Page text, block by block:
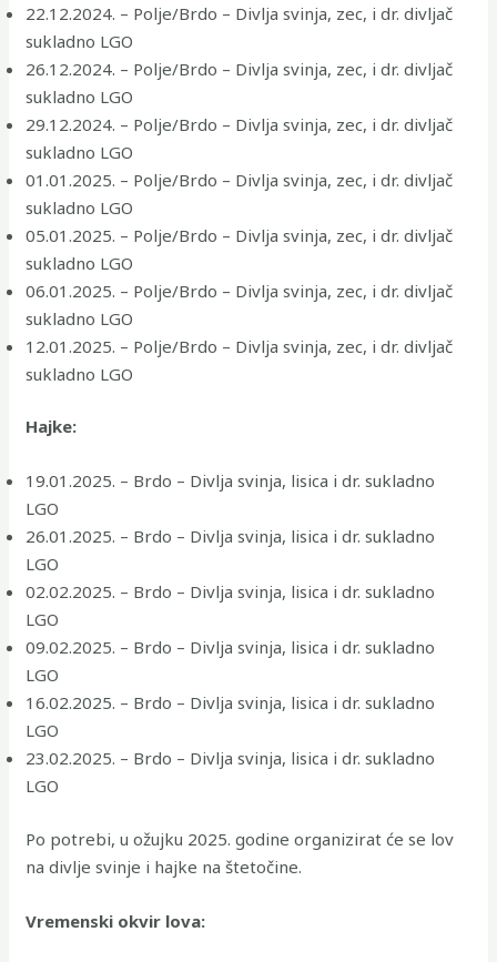
22.12.2024. – Polje/Brdo – Divlja svinja, zec, i dr. divljač
sukladno LGO
26.12.2024. – Polje/Brdo – Divlja svinja, zec, i dr. divljač
sukladno LGO
29.12.2024. – Polje/Brdo – Divlja svinja, zec, i dr. divljač
sukladno LGO
01.01.2025. – Polje/Brdo – Divlja svinja, zec, i dr. divljač
sukladno LGO
05.01.2025. – Polje/Brdo – Divlja svinja, zec, i dr. divljač
sukladno LGO
06.01.2025. – Polje/Brdo – Divlja svinja, zec, i dr. divljač
sukladno LGO
12.01.2025. – Polje/Brdo – Divlja svinja, zec, i dr. divljač
sukladno LGO
Hajke:
19.01.2025. – Brdo – Divlja svinja, lisica i dr. sukladno
LGO
26.01.2025. – Brdo – Divlja svinja, lisica i dr. sukladno
LGO
02.02.2025. – Brdo – Divlja svinja, lisica i dr. sukladno
LGO
09.02.2025. – Brdo – Divlja svinja, lisica i dr. sukladno
LGO
16.02.2025. – Brdo – Divlja svinja, lisica i dr. sukladno
LGO
23.02.2025. – Brdo – Divlja svinja, lisica i dr. sukladno
LGO
Po potrebi, u ožujku 2025. godine organizirat će se lov
na divlje svinje i hajke na štetočine.
Vremenski okvir lova: